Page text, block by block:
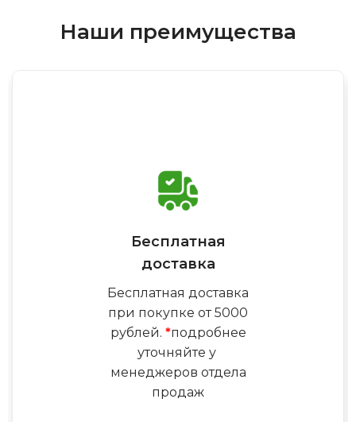
Наши преимущества
Бесплатная
доставка
Бесплатная доставка
при покупке от 5000
рублей. *подробнее
уточняйте у
менеджеров отдела
продаж